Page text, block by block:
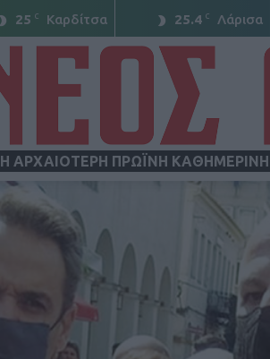
25 C Καρδίτσα 25.4 C Λάρισα
Η ΑΡΧΑΙΟΤΕΡΗ ΠΡΩΪΝΗ
ΝΕΟΣ